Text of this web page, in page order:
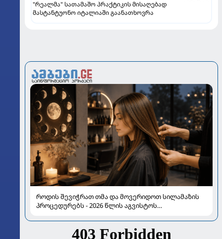
"რეალმა" სათამაშო პრაქტიკის მისაღებად
მასტანტუონო იტალიაში გაანათხოვრა
როდის შევიჭრათ თმა და მოვერიდოთ სილამაზის
პროცედურებს - 2026 წლის აგვისტოს